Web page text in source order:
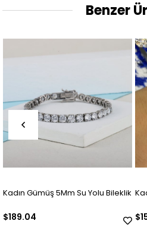
Benzer
Kadın Gümüş 4 MM Suyolu
$157.53